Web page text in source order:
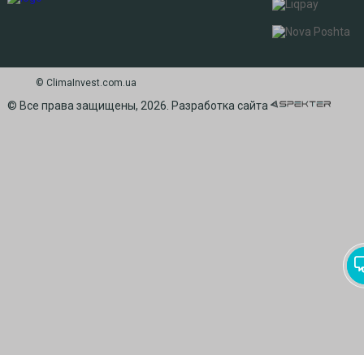
© СlimaInvest.com.ua
© Все права защищены, 2026. Разработка сайта